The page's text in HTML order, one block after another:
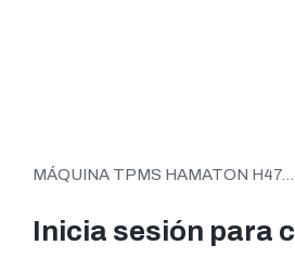
MÁQUINA TPMS HAMATON H47...
Inicia sesión para